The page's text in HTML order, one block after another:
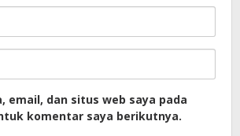
email, dan situs web saya pada
komentar saya berikutnya.